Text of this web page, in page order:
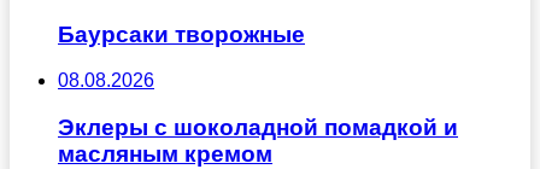
Баурсаки творожные
08.08.2026
Эклеры с шоколадной помадкой и
масляным кремом